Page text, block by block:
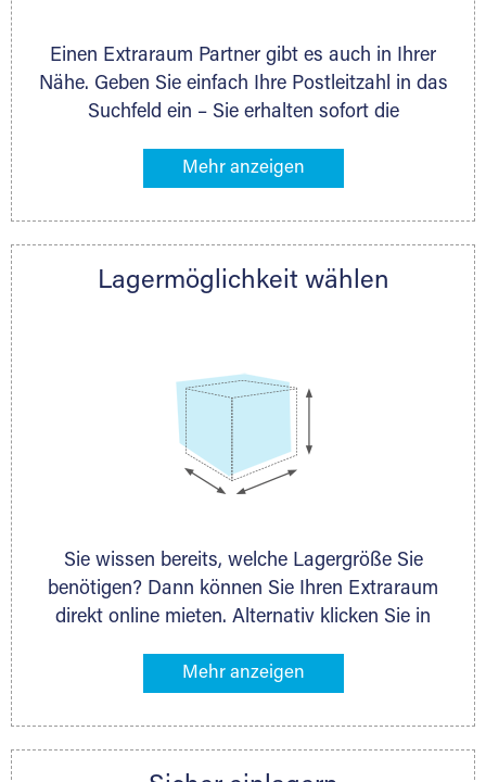
Einen Extraraum Partner gibt es auch in Ihrer
Nähe. Geben Sie einfach Ihre Postleitzahl in das
Suchfeld ein – Sie erhalten sofort die
Lagermöglichkeiten in Ihrer Nähe. An zahlreichen
direkt online mieten. Gibt es Extraraum noch
nächstgelegenen Partner und besprechen alles
Lagermöglichkeit wählen
Sie wissen bereits, welche Lagergröße Sie
benötigen? Dann können Sie Ihren Extraraum
direkt online mieten. Alternativ klicken Sie in
Gegenstände an, die Sie einlagern möchten –
ermittelt. Natürlich steht Ihnen Ihr Extraraum